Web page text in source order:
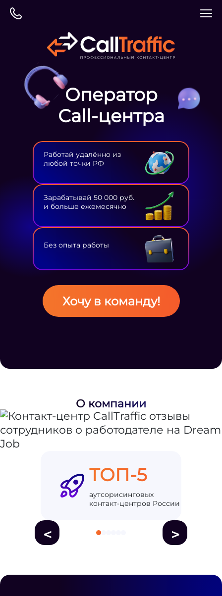
Оператор
Сall-центра
Работай удалённо из
любой точки РФ
Зарабатывай 50 000 руб.
и больше ежемесячно
Без опыта работы
Хочу в команду!
О компании
ТОП-5
аутсорисинговых
контакт-центров России
< >